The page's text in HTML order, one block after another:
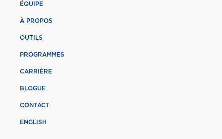
ÉQUIPE
À PROPOS
OUTILS
PROGRAMMES
CARRIÈRE
BLOGUE
CONTACT
ENGLISH